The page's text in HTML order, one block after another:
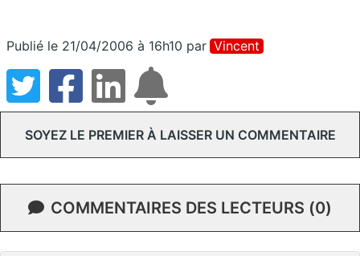
Publié le 21/04/2006 à 16h10 par Vincent
SOYEZ LE PREMIER À LAISSER UN COMMENTAIRE
COMMENTAIRES DES LECTEURS (0)